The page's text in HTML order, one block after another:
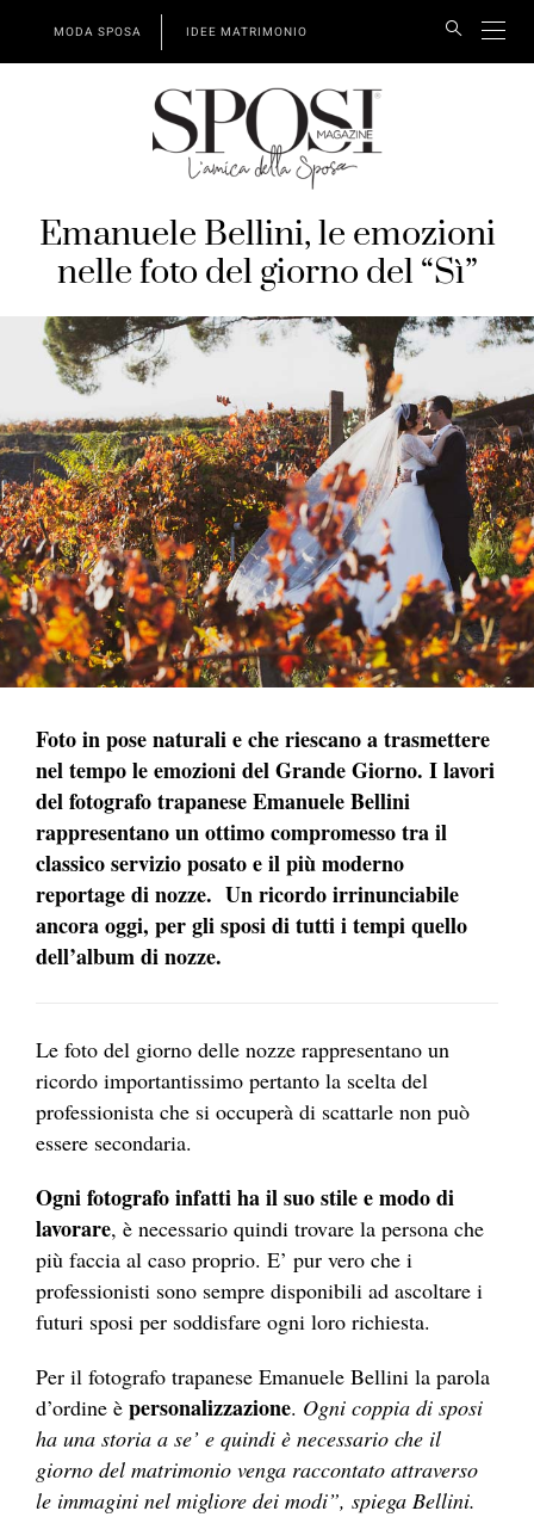
MODA SPOSA IDEE MATRIMONIO
Emanuele Bellini, le emozioni
nelle foto del giorno del “Sì”
Foto in pose naturali e che riescano a trasmettere
nel tempo le emozioni del Grande Giorno. I lavori
del fotografo trapanese Emanuele Bellini
rappresentano un ottimo compromesso tra il
classico servizio posato e il più moderno
reportage di nozze. Un ricordo irrinunciabile
ancora oggi, per gli sposi di tutti i tempi quello
dell’album di nozze.
Le foto del giorno delle nozze rappresentano un
ricordo importantissimo pertanto la scelta del
professionista che si occuperà di scattarle non può
essere secondaria.
Ogni fotografo infatti ha il suo stile e modo di
lavorare, è necessario quindi trovare la persona che
più faccia al caso proprio. E’ pur vero che i
professionisti sono sempre disponibili ad ascoltare i
futuri sposi per soddisfare ogni loro richiesta.
Per il fotografo trapanese Emanuele Bellini la parola
d’ordine è personalizzazione. Ogni coppia di sposi
ha una storia a se’ e quindi è necessario che il
giorno del matrimonio venga raccontato attraverso
le immagini nel migliore dei modi”, spiega Bellini.